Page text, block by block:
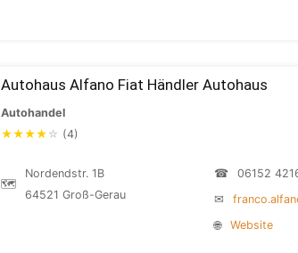
Autohaus Alfano Fiat Händler Autohaus
Autohandel
★★★★ ☆ (4)
🗺
Nordendstr. 1B
64521 Groß-Gerau
☎
06152
✉
🌐
Website